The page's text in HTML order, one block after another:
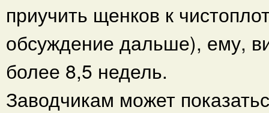
приучить щенков к
обсуждение дальше), ему,
более 8,5 недель.
Заводчикам может